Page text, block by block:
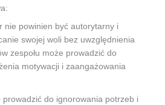
nie powinien być autorytarny i
swojej woli bez uwzględnienia
zespołu może prowadzić do
motywacji i zaangażowania
prowadzić do ignorowania potrzeb i